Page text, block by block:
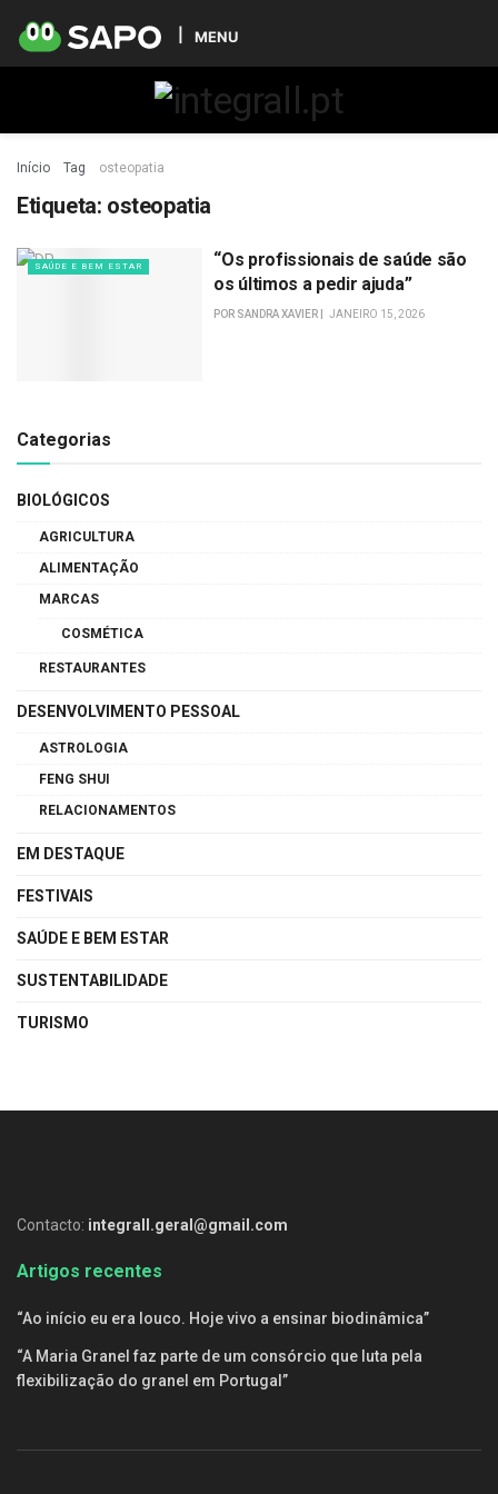
MENU
Início Tag osteopatia
Etiqueta: osteopatia
SAÚDE E BEM ESTAR
“Os profissionais de saúde são
os últimos a pedir ajuda”
POR SANDRA XAVIER JANEIRO 15, 2026
Categorias
BIOLÓGICOS
AGRICULTURA
ALIMENTAÇÃO
MARCAS
COSMÉTICA
RESTAURANTES
DESENVOLVIMENTO PESSOAL
ASTROLOGIA
FENG SHUI
RELACIONAMENTOS
EM DESTAQUE
FESTIVAIS
SAÚDE E BEM ESTAR
SUSTENTABILIDADE
TURISMO
Contacto: integrall.geral@gmail.com
Artigos recentes
“Ao início eu era louco. Hoje vivo a ensinar biodinâmica”
“A Maria Granel faz parte de um consórcio que luta pela
flexibilização do granel em Portugal”